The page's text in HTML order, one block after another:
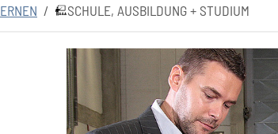
SCHULE, AUSBILDUNG + STUDIUM